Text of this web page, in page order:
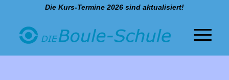
Die Kurs-Termine 2026 sind aktualisiert!